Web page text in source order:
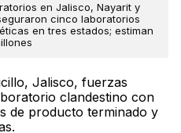
en Jalisco, Nayarit y
cinco laboratorios
en tres estados; estiman
Jalisco, fuerzas
clandestino con
de producto terminado y